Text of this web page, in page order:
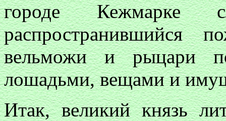
городе Кежмарке
распространившийся
вельможи и рыцари
лошадьми, вещами и
Итак, великий князь